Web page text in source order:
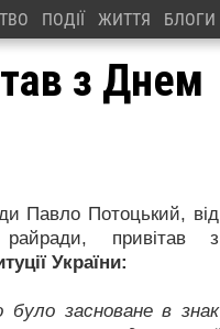
ПОДІЇ ЖИТТЯ БЛОГИ
з Днем
Павло Потоцький, від
райради, привітав з
України:
було засноване в знак